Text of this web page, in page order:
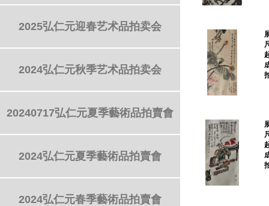
2025弘仁元迎春艺术品拍卖会
2024弘仁元秋季艺术品拍卖会
20240717弘仁元夏季藝術品拍賣會
2024弘仁元夏季藝術品拍賣會
2024弘仁元春季藝術品拍賣會